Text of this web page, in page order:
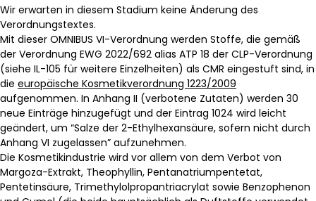
Wir erwarten in diesem Stadium keine Änderung des
Verordnungstextes.
Mit dieser OMNIBUS VI-Verordnung werden Stoffe, die gemäß
der Verordnung EWG 2022/692 alias ATP 18 der CLP-Verordnung
(siehe IL-105 für weitere Einzelheiten) als CMR eingestuft sind, in
die europäische Kosmetikverordnung 1223/2009
aufgenommen. In Anhang II (verbotene Zutaten) werden 30
neue Einträge hinzugefügt und der Eintrag 1024 wird leicht
geändert, um “Salze der 2-Ethylhexansäure, sofern nicht durch
Anhang VI zugelassen” aufzunehmen.
Die Kosmetikindustrie wird vor allem von dem Verbot von
Margoza-Extrakt, Theophyllin, Pentanatriumpentetat,
Pentetinsäure, Trimethylolpropantriacrylat sowie Benzophenon